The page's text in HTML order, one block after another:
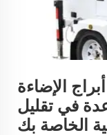
الإضاءة
في تقليل
الخاصة بك